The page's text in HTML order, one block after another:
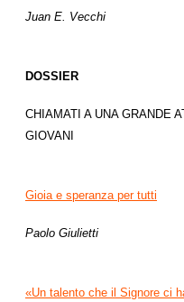
Juan E. Vecchi
DOSSIER
CHIAMATI A UNA GRANDE
GIOVANI
Gioia e speranza per tutti
Paolo Giulietti
«Un talento che il Signore ci